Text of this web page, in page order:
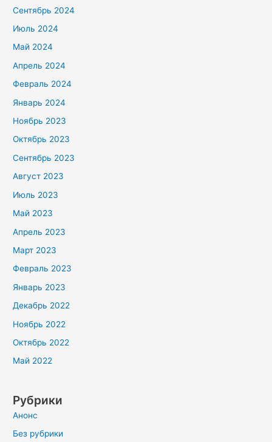
Сентябрь 2024
Июль 2024
Май 2024
Апрель 2024
Февраль 2024
Январь 2024
Ноябрь 2023
Октябрь 2023
Сентябрь 2023
Август 2023
Июль 2023
Май 2023
Апрель 2023
Март 2023
Февраль 2023
Январь 2023
Декабрь 2022
Ноябрь 2022
Октябрь 2022
Май 2022
Рубрики
Анонс
Без рубрики